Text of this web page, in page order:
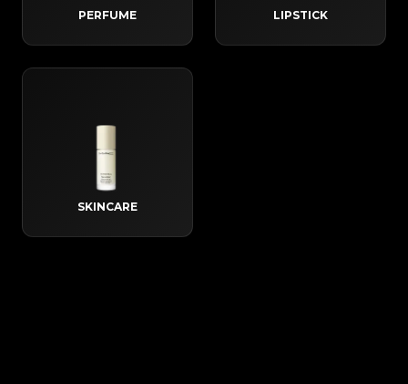
PERFUME LIPSTICK
SKINCARE